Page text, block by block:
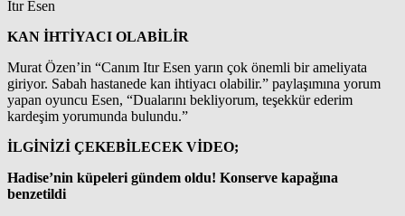
Itır Esen
KAN İHTİYACI OLABİLİR
Murat Özen’in “Canım Itır Esen yarın çok önemli bir ameliyata
giriyor. Sabah hastanede kan ihtiyacı olabilir.” paylaşımına yorum
yapan oyuncu Esen, “Dualarını bekliyorum, teşekkür ederim
kardeşim yorumunda bulundu.”
İLGİNİZİ ÇEKEBİLECEK VİDEO;
Hadise’nin küpeleri gündem oldu! Konserve kapağına
benzetildi